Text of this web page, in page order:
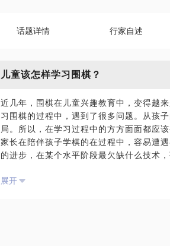
话题详情 行家自述
儿童该怎样学习围棋？
近几年，围棋在儿童兴趣教育中，变得越
习围棋的过程中，遇到了很多问题。从孩
局。所以，在学习过程中的方方面面都应
家长在陪伴孩子学棋的在过程中，容易遭
的进步，在某个水平阶段最欠缺什么技术
我作为一名学棋接近20年的职业棋手，现
展开